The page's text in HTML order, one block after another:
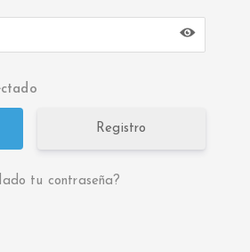
Registro
tu contraseña?